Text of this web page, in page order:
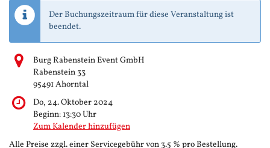
Der Buchungszeitraum für diese Veranstaltung ist
beendet.
Burg Rabenstein Event GmbH
Rabenstein 33
95491 Ahorntal
Do, 24. Oktober 2024
Beginn: 13:30Uhr
Zum Kalender hinzufügen
Alle Preise zzgl. einer Servicegebühr von 3.5 % pro Bestellung.